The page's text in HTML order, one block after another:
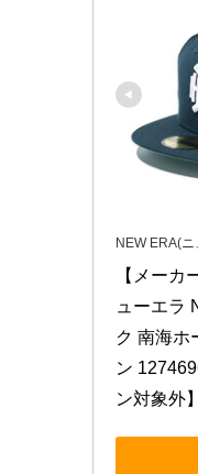
NEW ERA(
【メーカ
ューエラ
ク 南海ホ
ン
ン対象外